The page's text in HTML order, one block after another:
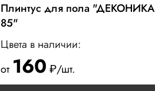
Плинтус для пола "ДЕКОНИКА
85"
Цвета в наличии:
от 160 ₽/шт.